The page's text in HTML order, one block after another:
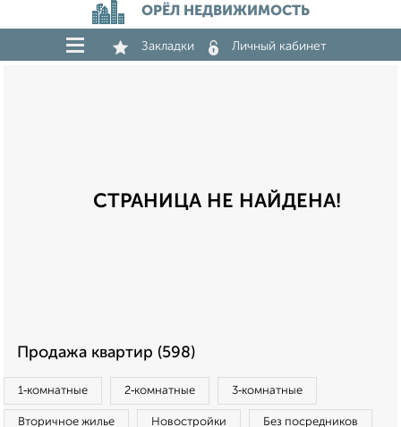
ОРЁЛ НЕДВИЖИМОСТЬ
Закладки Личный кабинет
СТРАНИЦА НЕ НАЙДЕНА!
Продажа квартир (598)
1‑комнатные 2‑комнатные 3‑комнатные
Вторичное жилье Новостройки Без посредников